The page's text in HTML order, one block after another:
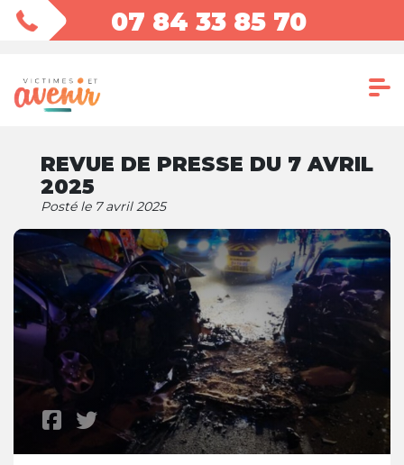
07 84 33 85 70
REVUE DE PRESSE DU 7 AVRIL
2025
Posté le 7 avril 2025